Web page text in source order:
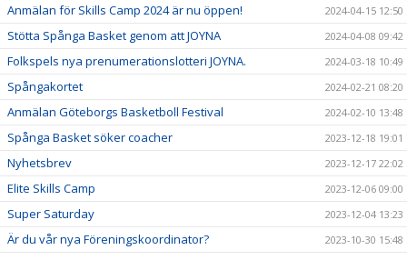
Anmälan för Skills Camp 2024 är nu öppen! 2024-04-15 12:50
Stötta Spånga Basket genom att JOYNA 2024-04-08 09:42
Folkspels nya prenumerationslotteri JOYNA. 2024-03-18 10:49
Spångakortet 2024-02-21 08:20
Anmälan Göteborgs Basketboll Festival 2024-02-10 13:48
Spånga Basket söker coacher 2023-12-18 19:01
Nyhetsbrev 2023-12-17 22:02
Elite Skills Camp 2023-12-06 09:00
Super Saturday 2023-12-04 13:23
Är du vår nya Föreningskoordinator? 2023-10-30 15:48